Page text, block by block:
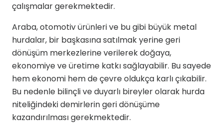
çalışmalar gerekmektedir.
Araba, otomotiv ürünleri ve bu gibi büyük metal
hurdalar, bir başkasına satılmak yerine geri
dönüşüm merkezlerine verilerek doğaya,
ekonomiye ve üretime katkı sağlayabilir. Bu sayede
hem ekonomi hem de çevre oldukça karlı çıkabilir.
Bu nedenle bilinçli ve duyarlı bireyler olarak hurda
niteliğindeki demirlerin geri dönüşüme
kazandırılması gerekmektedir.